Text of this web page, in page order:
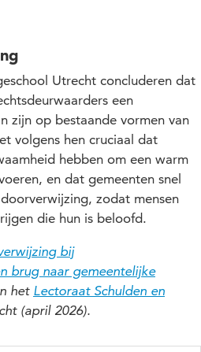
Utrecht concluderen dat
een
zijn op bestaande vormen van
volgens hen cruciaal dat
hebben om een warm
en dat gemeenten snel
zodat mensen
die hun is beloofd.
bij
brug naar gemeentelijke
het Lectoraat Schulden en
(april 2026).